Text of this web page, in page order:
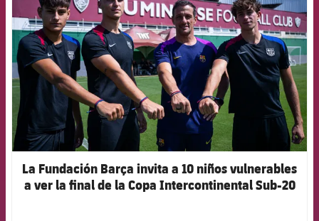
La Fundación Barça invita a 10 niños vulnerables
a ver la final de la Copa Intercontinental Sub-20